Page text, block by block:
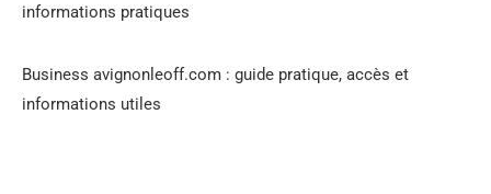
informations pratiques
Business avignonleoff.com : guide pratique, accès et
informations utiles